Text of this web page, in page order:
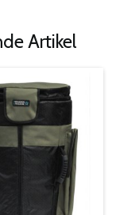
Artikel